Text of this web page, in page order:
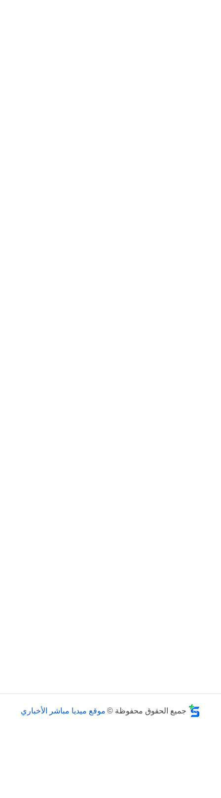
جميع الحقوق محفوظة © موقع ميديا مباشر الأخباري